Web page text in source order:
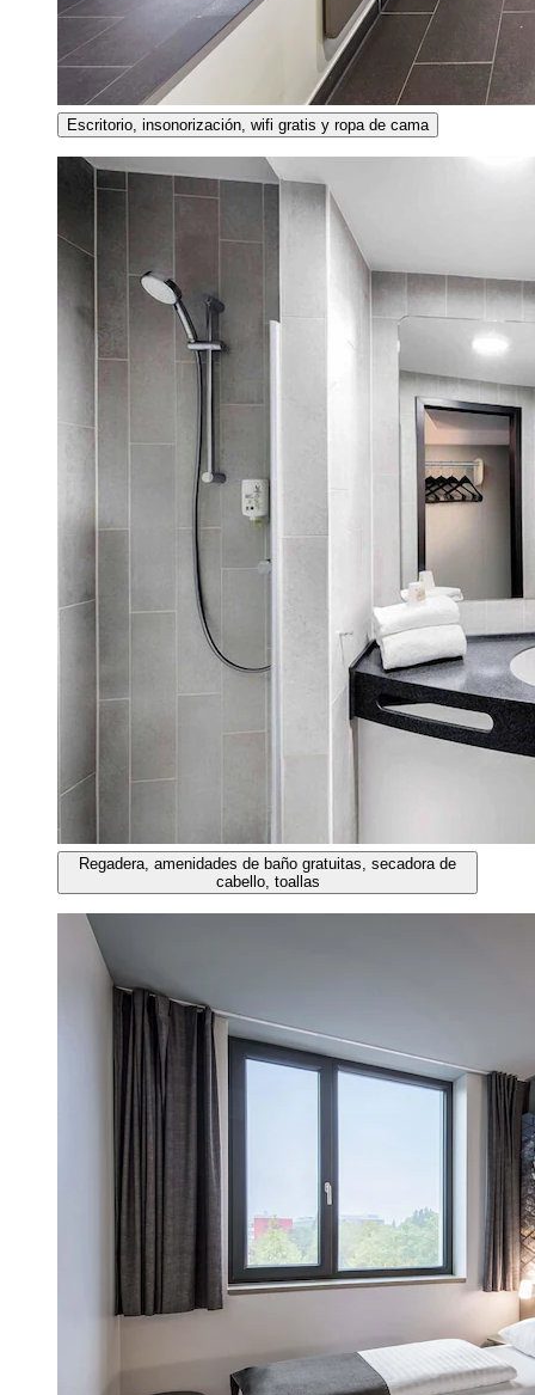
Escritorio, insonorización, wifi gratis y ropa de cama
Regadera, amenidades de baño gratuitas, secadora de
cabello, toallas